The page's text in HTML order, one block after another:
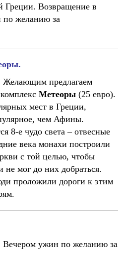
Греции. Возвращение в
желанию за
Желающим предлагаем
Метеоры (25 евро).
мест в Греции,
чем Афины.
8-е чудо света – отвесные
века монахи построили
с той целью, чтобы
мог до них добраться.
проложили дороги к этим
Вечером ужин по желанию за